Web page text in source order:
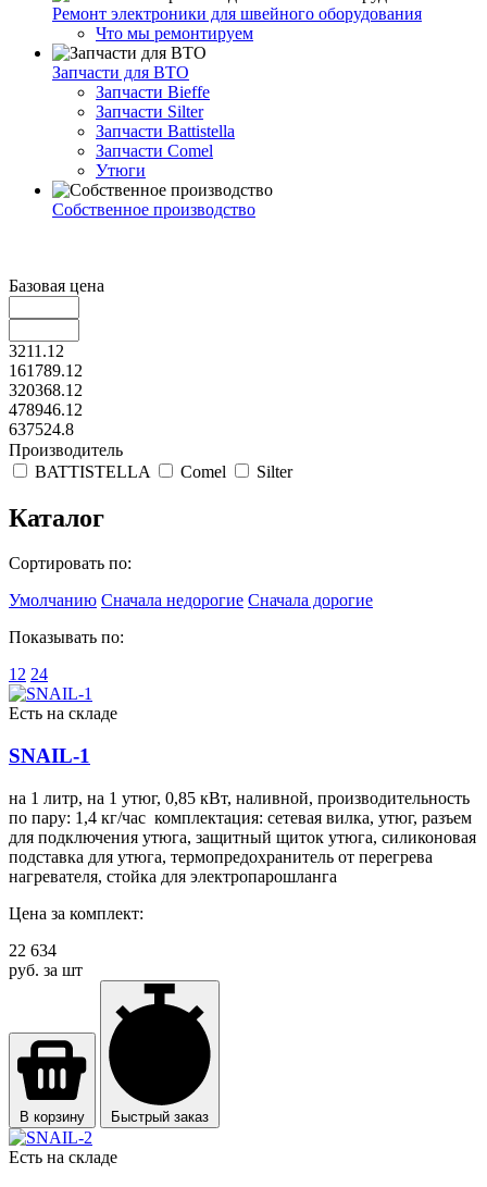
Ремонт электроники для швейного оборудования
Что мы ремонтируем
Запчасти для ВТО
Запчасти Bieffe
Запчасти Silter
Запчасти Battistella
Запчасти Comel
Утюги
Собственное производство
Базовая цена
3211.12
161789.12
320368.12
478946.12
637524.8
Производитель
BATTISTELLA
Comel Silter
Каталог
Сортировать по:
Умолчанию Сначала недорогие Сначала дорогие
Показывать по:
12 24
Есть на складе
SNAIL-1
на 1 литр, на 1 утюг, 0,85 кВт, наливной, производительность
по пару: 1,4 кг/час комплектация: сетевая вилка, утюг, разъем
для подключения утюга, защитный щиток утюга, силиконовая
подставка для утюга, термопредохранитель от перегрева
нагревателя, стойка для электропарошланга
Цена за комплект:
22 634
руб. за шт
В корзину Быстрый заказ
Есть на складе